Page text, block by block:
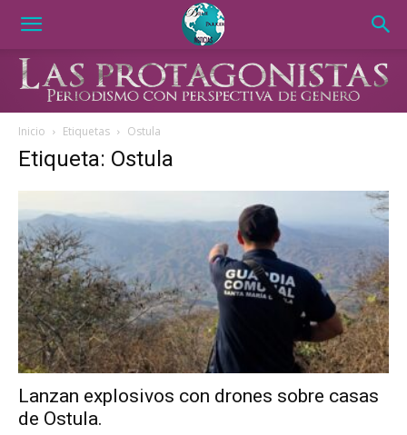
Inicio Etiquetas Ostula
Etiqueta: Ostula
Lanzan explosivos con drones sobre casas
de Ostula.